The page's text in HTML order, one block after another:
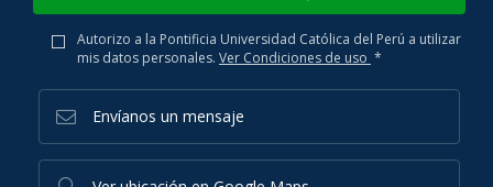
Autorizo a la Pontificia Universidad Católica del Perú a utilizar
mis datos personales. Ver Condiciones de uso *
Envíanos un mensaje